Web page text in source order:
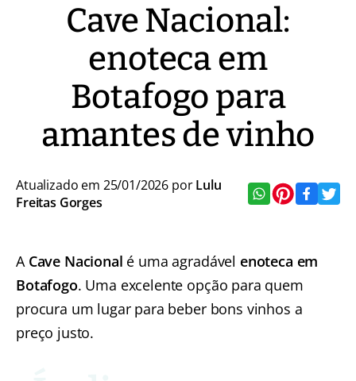
Cave Nacional:
enoteca em
Botafogo para
amantes de vinho
Atualizado em 25/01/2026 porLulu
Freitas Gorges
A Cave Nacional é uma agradável enoteca em
Botafogo. Uma excelente opção para quem
procura um lugar para beber bons vinhos a
preço justo.